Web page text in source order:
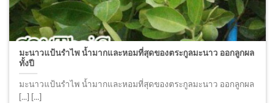
มะนาวแป้นรำไพ น้ำมากและหอมที่สุดของตระกูลมะนาว ออกลูกผล
ทั้งปี
มะนาวแป้นรำไพ น้ำมากและหอมที่สุดของตระกูลมะนาว ออกลูกผล
[...] [...]